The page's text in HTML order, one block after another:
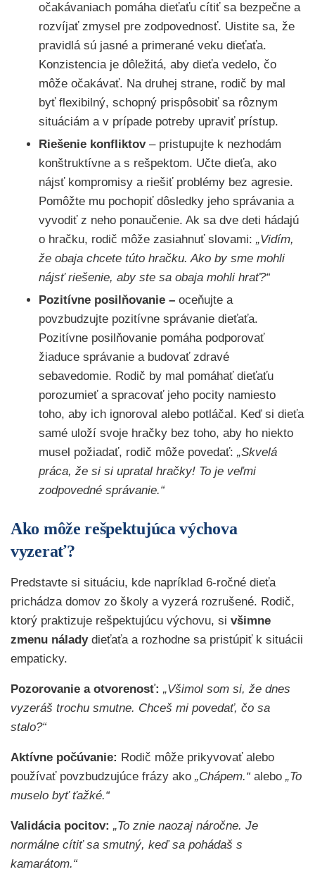
očakávaniach pomáha dieťaťu cítiť sa bezpečne a
rozvíjať zmysel pre zodpovednosť. Uistite sa, že
pravidlá sú jasné a primerané veku dieťaťa.
Konzistencia je dôležitá, aby dieťa vedelo, čo
môže očakávať. Na druhej strane, rodič by mal
byť flexibilný, schopný prispôsobiť sa rôznym
situáciám a v prípade potreby upraviť prístup.
Riešenie konfliktov– pristupujte k nezhodám
konštruktívne a s rešpektom. Učte dieťa, ako
nájsť kompromisy a riešiť problémy bez agresie.
Pomôžte mu pochopiť dôsledky jeho správania a
vyvodiť z neho ponaučenie. Ak sa dve deti hádajú
o hračku, rodič môže zasiahnuť slovami: „Vidím,
že obaja chcete túto hračku. Ako by sme mohli
nájsť riešenie, aby ste sa obaja mohli hrať?“
Pozitívne posilňovanie – oceňujte a
povzbudzujte pozitívne správanie dieťaťa.
Pozitívne posilňovanie pomáha podporovať
žiaduce správanie a budovať zdravé
sebavedomie. Rodič by mal pomáhať dieťaťu
porozumieť a spracovať jeho pocity namiesto
toho, aby ich ignoroval alebo potláčal. Keď si dieťa
samé uloží svoje hračky bez toho, aby ho niekto
musel požiadať, rodič môže povedať: „Skvelá
práca, že si si upratal hračky! To je veľmi
zodpovedné správanie.“
Ako môže rešpektujúca výchova
vyzerať?
Predstavte si situáciu, kde napríklad 6-ročné dieťa
prichádza domov zo školy a vyzerá rozrušené. Rodič,
ktorý praktizuje rešpektujúcu výchovu, si všimne
zmenu náladydieťaťa a rozhodne sa pristúpiť k situácii
empaticky.
Pozorovanie a otvorenosť: „Všimol som si, že dnes
vyzeráš trochu smutne. Chceš mi povedať, čo sa
stalo?“
Aktívne počúvanie: Rodič môže prikyvovať alebo
používať povzbudzujúce frázy ako „Chápem.“ alebo „To
muselo byť ťažké.“
Validácia pocitov: „To znie naozaj náročne. Je
normálne cítiť sa smutný, keď sa pohádaš s
kamarátom.“